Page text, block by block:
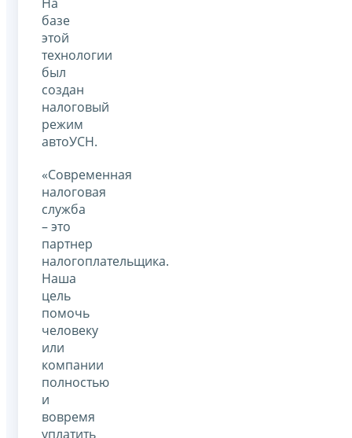
базе
этой
технологии
был
создан
налоговый
режим
автоУСН.
«Современная
налоговая
служба
– это
партнер
налогоплательщика.
Наша
цель
помочь
человеку
или
компании
полностью
и
вовремя
уплатить